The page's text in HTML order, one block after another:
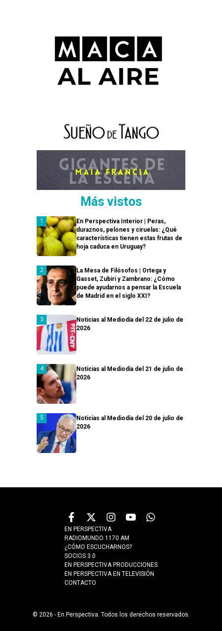
Más vistos
En Perspectiva Interior | Peras,
duraznos, pelones y ciruelas: ¿Qué
características tienen estas frutas de
hoja caduca en Uruguay?
La Mesa de Filósofos | Ortega y
Gasset, Zubiri y Zambrano: ¿Cómo
puede ayudarnos a pensar la Escuela
de Madrid en el siglo XXI?
Noticias al Mediodía del 22 de julio de
2026
Noticias al Mediodía del 21 de julio de
2026
Noticias al Mediodía del 20 de julio de
2026
EN PERSPECTIVA
RADIOMUNDO 1170 AM
¿CÓMO ESCUCHARNOS?
SOCIOS 3.0
EN PERSPECTIVA PRODUCCIONES
EN PERSPECTIVA EN TELEVISIÓN
CONTACTO
© 2026 - En Perspectiva. Todos los derechos reservados.